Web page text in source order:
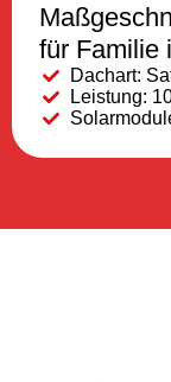
für Familie
Dachart:
Leistung: